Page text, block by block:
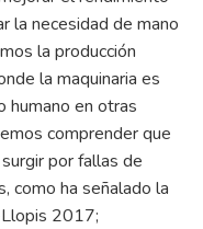
la necesidad de mano
la producción
la maquinaria es
humano en otras
comprender que
por fallas de
como ha señalado la
2017;